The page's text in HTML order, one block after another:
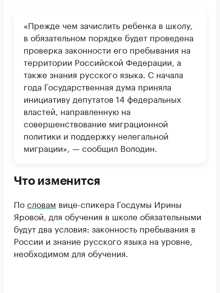
«Прежде чем зачислить ребенка в школу,
в обязательном порядке будет проведена
проверка законности его пребывания на
территории Российской Федерации, а
также знания русского языка. С начала
года Государственная дума приняла
инициативу депутатов 14 федеральных
властей, направленную на
совершенствование миграционной
политики и поддержку нелегальной
миграции», — сообщил Володин.
Что изменится
Пословам вице-спикера Госдумы Ирины
Яровой, для обучения в школе обязательными
будут два условия: законность пребывания в
России и знание русского языка на уровне,
необходимом для обучения.